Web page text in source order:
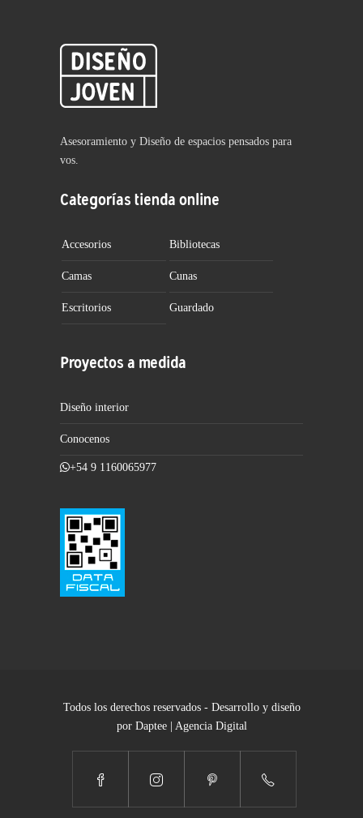
Asesoramiento y Diseño de espacios pensados para
vos.
Categorías tienda online
Accesorios Bibliotecas
Camas Cunas
Escritorios Guardado
Proyectos a medida
Diseño interior
Conocenos
+54 9 1160065977
Todos los derechos reservados - Desarrollo y diseño
por Daptee | Agencia Digital